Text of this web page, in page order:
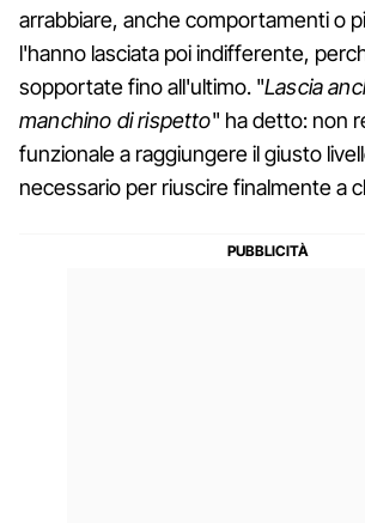
arrabbiare, anche comportamenti o
l'hanno lasciata poi indifferente,
sopportate fino all'ultimo. "Lascia
manchino di rispetto" ha detto: non
funzionale a raggiungere il giusto
necessario per riuscire finalmente a